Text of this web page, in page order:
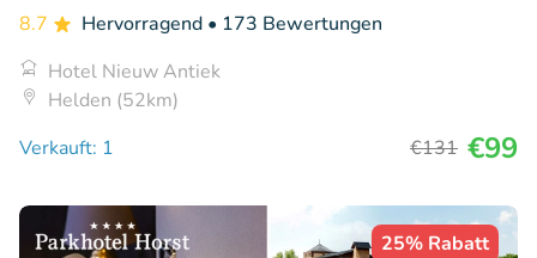
8.7 Hervorragend • 173 Bewertungen
Hotel Nieuw Antiek
Helden (52km)
Verkauft: 1
€131 €99
25% Rabatt